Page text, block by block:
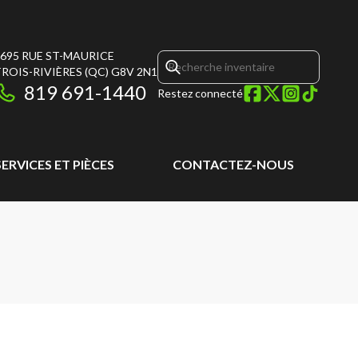
RUE ST-MAURICE
RIVIÈRES (QC) G8V 2N1
819 691-1440 Restez connecté
ET PIÈCES CONTACTEZ-NOUS